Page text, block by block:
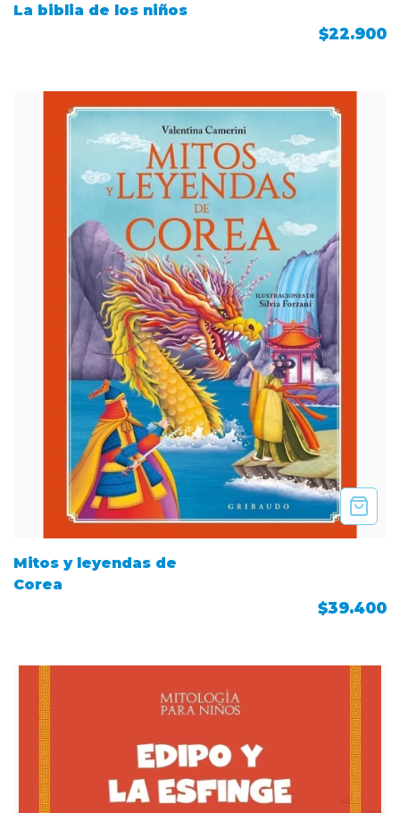
La biblia de los niños
$22.900
Mitos y leyendas de
Corea
$39.400